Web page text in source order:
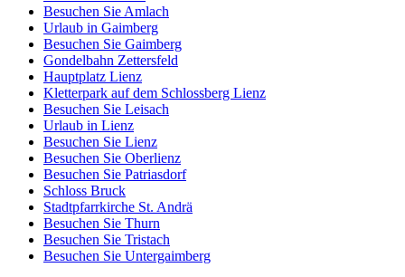
Besuchen Sie Amlach
Urlaub in Gaimberg
Besuchen Sie Gaimberg
Gondelbahn Zettersfeld
Hauptplatz Lienz
Kletterpark auf dem Schlossberg Lienz
Besuchen Sie Leisach
Urlaub in Lienz
Besuchen Sie Lienz
Besuchen Sie Oberlienz
Besuchen Sie Patriasdorf
Schloss Bruck
Stadtpfarrkirche St. Andrä
Besuchen Sie Thurn
Besuchen Sie Tristach
Besuchen Sie Untergaimberg